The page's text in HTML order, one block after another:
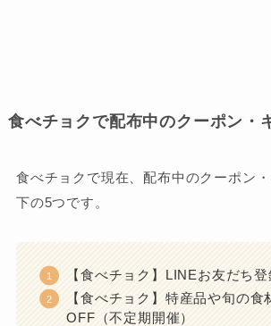
食べチョクで配布中のクーポン・
食べチョクで現在、配布中のクーポン
下の5つです。
【食べチョク】LINEお友だち
【食べチョク】特産品や旬の食
OFF（不定期開催）